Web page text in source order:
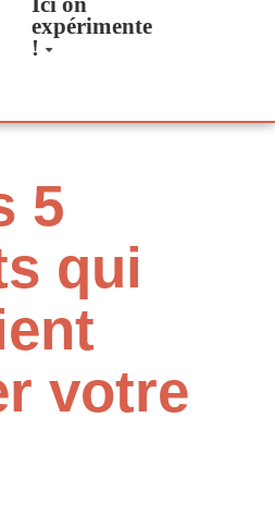
expérimente
!
5
qui
votre